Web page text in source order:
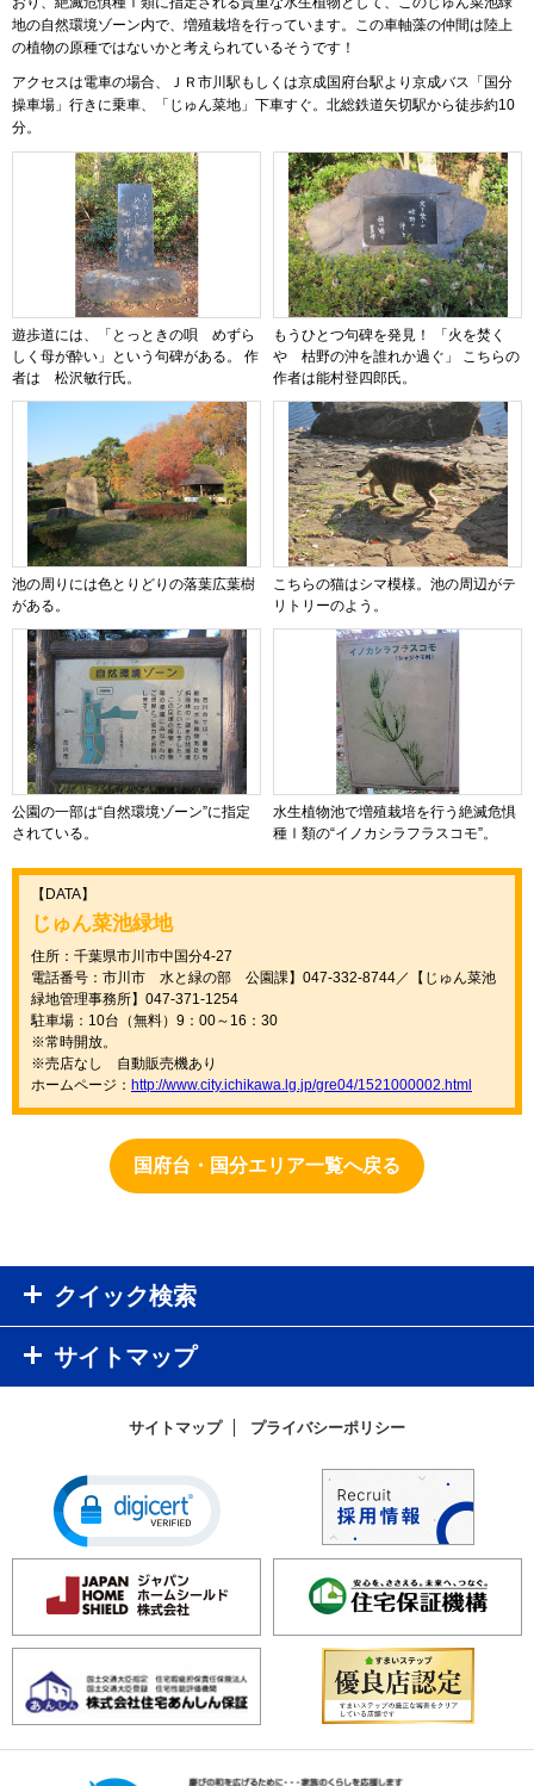
地の自然環境ゾーン内で、増殖栽培を行っています。この車軸藻の仲間は陸上
の植物の原種ではないかと考えられているそうです！
アクセスは電車の場合、ＪＲ市川駅もしくは京成国府台駅より京成バス「国分
操車場」行きに乗車、「じゅん菜地」下車すぐ。北総鉄道矢切駅から徒歩約10
分。
遊歩道には、「とっときの唄 めずら
しく母が酔い」という句碑がある。 作
者は 松沢敏行氏。
もうひとつ句碑を発見！ 「火を焚く
や 枯野の沖を誰れか過ぐ」 こちらの
作者は能村登四郎氏。
池の周りには色とりどりの落葉広葉樹
がある。
こちらの猫はシマ模様。池の周辺がテ
リトリーのよう。
公園の一部は“自然環境ゾーン”に指定
されている。
水生植物池で増殖栽培を行う絶滅危惧
種Ⅰ類の“イノカシラフラスコモ”。
【DATA】
じゅん菜池緑地
住所：千葉県市川市中国分4-27
電話番号：市川市 水と緑の部 公園課】047-332-8744／【じゅん菜池
緑地管理事務所】047-371-1254
駐車場：10台（無料）9：00～16：30
※常時開放。
※売店なし 自動販売機あり
ホームページ： http://www.city.ichikawa.lg.jp/gre04/1521000002.html
国府台・国分エリア一覧へ戻る
クイック検索
サイトマップ
サイトマップ プライバシーポリシー